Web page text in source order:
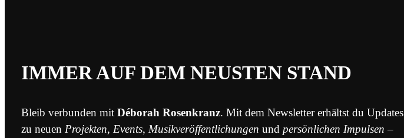
IMMER AUF DEM NEUSTEN STAND
Bleib verbunden mit Déborah Rosenkranz. Mit dem Newsletter erhältst du Updates
zu neuen Projekten, Events, Musikveröffentlichungen und persönlichen Impulsen –